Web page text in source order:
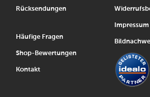
Rücksendungen
Häufige Fragen
Shop-Bewertungen
Kontakt
Impressum